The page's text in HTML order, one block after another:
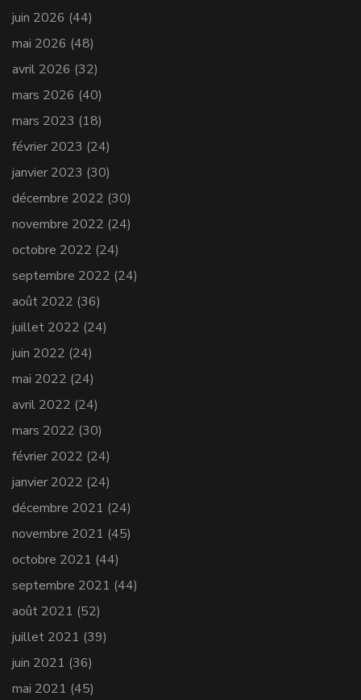
juin 2026 (44)
mai 2026 (48)
avril 2026 (32)
mars 2026 (40)
mars 2023 (18)
février 2023 (24)
janvier 2023 (30)
décembre 2022 (30)
novembre 2022 (24)
octobre 2022 (24)
septembre 2022 (24)
août 2022 (36)
juillet 2022 (24)
juin 2022 (24)
mai 2022 (24)
avril 2022 (24)
mars 2022 (30)
février 2022 (24)
janvier 2022 (24)
décembre 2021 (24)
novembre 2021 (45)
octobre 2021 (44)
septembre 2021 (44)
août 2021 (52)
juillet 2021 (39)
juin 2021 (36)
mai 2021 (45)